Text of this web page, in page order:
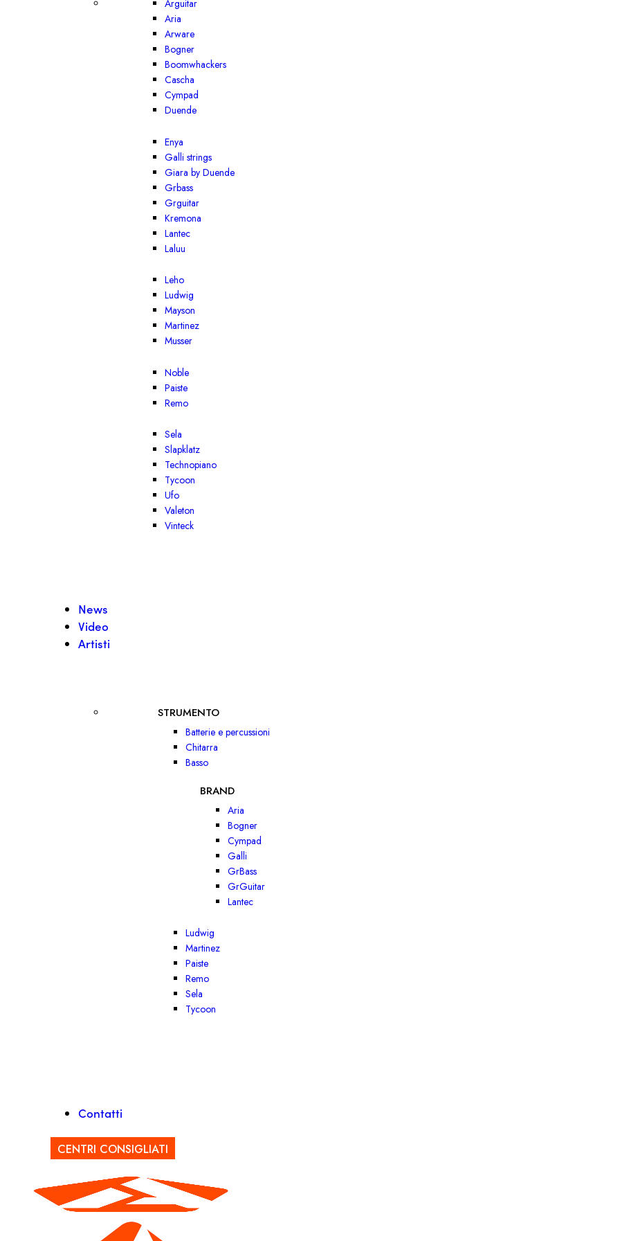
Arguitar
Aria
Arware
Bogner
Boomwhackers
Cascha
Cympad
Duende
Enya
Galli strings
Giara by Duende
Grbass
Grguitar
Kremona
Lantec
Laluu
Leho
Ludwig
Mayson
Martinez
Musser
Noble
Paiste
Remo
Sela
Slapklatz
Technopiano
Tycoon
Ufo
Valeton
Vinteck
News
Video
Artisti
STRUMENTO
Batterie e percussioni
Chitarra
Basso
BRAND
Aria
Bogner
Cympad
Galli
GrBass
GrGuitar
Lantec
Ludwig
Martinez
Paiste
Remo
Sela
Tycoon
Contatti
CENTRI CONSIGLIATI